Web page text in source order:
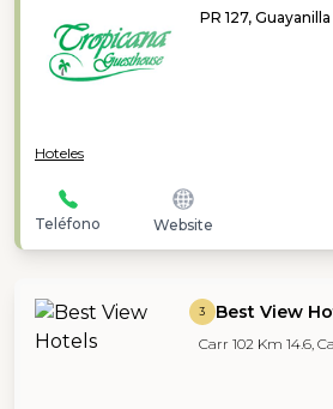
PR 127, Guayanilla
Hoteles
Teléfono Website
3 Best View
Carr 102 Km 14.6,